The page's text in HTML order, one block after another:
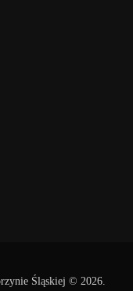
Śląskiej © 2026.